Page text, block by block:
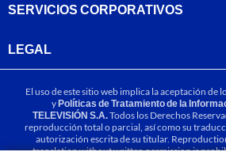
SERVICIOS CORPORATIVOS
LEGAL
El uso de este sitio web implica la aceptación de
yPolíticas de Tratamiento de la
TELEVISIÓN S.A.Todos los Derechos
reproducción total o parcial, así como su
autorización escrita de su titular.
translation without written permission is